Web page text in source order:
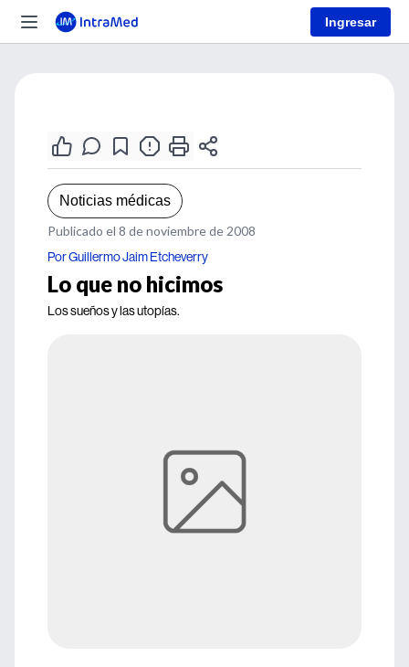
Ingresar
Noticias médicas
Publicado el 8 de noviembre de 2008
Por Guillermo Jaim Etcheverry
Lo que no hicimos
Los sueños y las utopías.